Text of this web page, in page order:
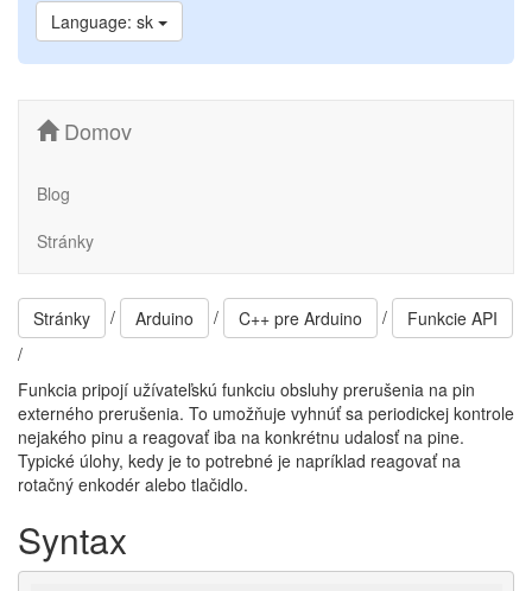
Language: sk
Domov
Blog
Stránky
Stránky / Arduino / C++ pre Arduino /
Funkcie API
/
Funkcia pripojí užívateľskú funkciu obsluhy prerušenia na pin
externého prerušenia. To umožňuje vyhnúť sa periodickej kontrole
nejakého pinu a reagovať iba na konkrétnu udalosť na pine.
Typické úlohy, kedy je to potrebné je napríklad reagovať na
rotačný enkodér alebo tlačidlo.
Syntax